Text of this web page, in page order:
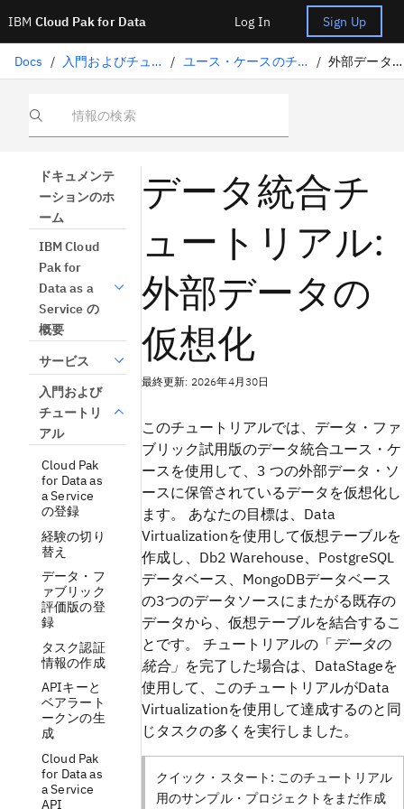
IBM Cloud Pak for Data Log In Sign Up
Docs / 入門およびチュートリアル / ユース・ケースのチュートリアル / 外部データの仮想化
情報の検索
ドキュメンテ
ーションのホ
ーム
IBM Cloud
Pak for
Data as a
Service の
概要
サービス
入門および
チュートリ
アル
Cloud Pak
for Data as
a Service
の登録
経験の切り
替え
データ・フ
ァブリック
評価版の登
録
タスク認証
情報の作成
APIキーと
ベアラート
ークンの生
成
Cloud Pak
for Data as
a Service
API
データ統合チ
ュートリアル:
外部データの
仮想化
最終更新: 2026年4月30日
このチュートリアルでは、データ・ファ
ブリック試用版のデータ統合ユース・ケ
ースを使用して、3 つの外部データ・ソ
ースに保管されているデータを仮想化し
ます。 あなたの目標は、Data
Virtualizationを使用して仮想テーブルを
作成し、Db2 Warehouse、PostgreSQL
データベース、MongoDBデータベース
の3つのデータソースにまたがる既存の
データから、仮想テーブルを結合するこ
とです。 チュートリアルの「データの
統合」 を完了した場合は、DataStageを
使用して、このチュートリアルがData
Virtualizationを使用して達成するのと同
じタスクの多くを実行しました。
クイック・スタート: このチュートリアル
用のサンプル・プロジェクトをまだ作成